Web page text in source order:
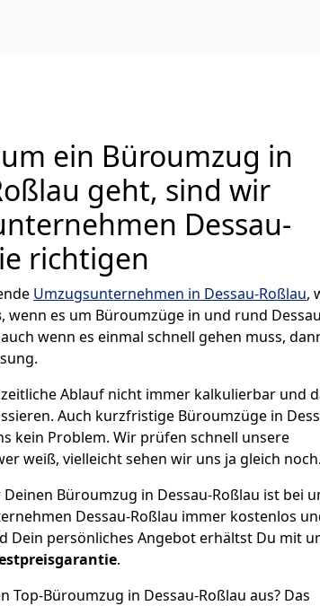
ein Büroumzug in
geht, sind wir
Dessau-
richtigen
Umzugsunternehmen in Dessau-Roßlau,
, wenn es um Büroumzüge in und rund
wenn es einmal schnell gehen muss,
Ablauf nicht immer kalkulierbar und
Auch kurzfristige Büroumzüge in
kein Problem. Wir prüfen schnell unsere
weiß, vielleicht sehen wir uns ja gleich noch.
Büroumzug in Dessau-Roßlau ist bei
Dessau-Roßlau immer kostenlos
Dein persönliches Angebot erhältst Du mit
.
Top-Büroumzug in Dessau-Roßlau aus? Das